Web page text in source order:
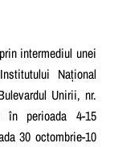
intermediul unei
Național
Unirii, nr.
perioada 4-15
30 octombrie-10